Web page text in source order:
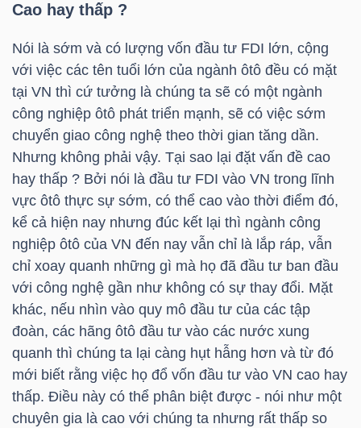
Cao hay thấp ?
Nói là sớm và có lượng vốn đầu tư FDI lớn, cộng
với việc các tên tuổi lớn của ngành ôtô đều có mặt
tại VN thì cứ tưởng là chúng ta sẽ có một ngành
công nghiệp ôtô phát triển mạnh, sẽ có việc sớm
chuyển giao công nghệ theo thời gian tăng dần.
Nhưng không phải vậy. Tại sao lại đặt vấn đề cao
hay thấp ? Bởi nói là đầu tư FDI vào VN trong lĩnh
vực ôtô thực sự sớm, có thể cao vào thời điểm đó,
kể cả hiện nay nhưng đúc kết lại thì ngành công
nghiệp ôtô của VN đến nay vẫn chỉ là lắp ráp, vẫn
chỉ xoay quanh những gì mà họ đã đầu tư ban đầu
với công nghệ gần như không có sự thay đổi. Mặt
khác, nếu nhìn vào quy mô đầu tư của các tập
đoàn, các hãng ôtô đầu tư vào các nước xung
quanh thì chúng ta lại càng hụt hẫng hơn và từ đó
mới biết rằng việc họ đổ vốn đầu tư vào VN cao hay
thấp. Điều này có thể phân biệt được - nói như một
chuyên gia là cao với chúng ta nhưng rất thấp so
ĐÔNG
DƯƠNG
TÀI
CHÍNH
CÁ
NHÂN
PHÂN
TÍCH
VIETSTOCKFINANCE